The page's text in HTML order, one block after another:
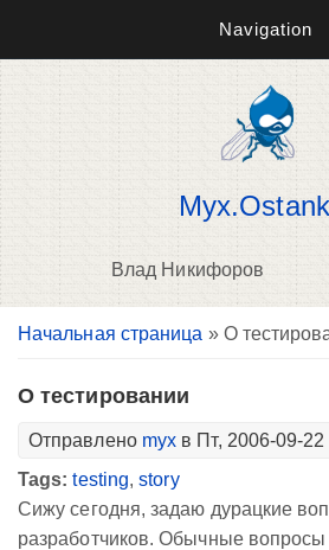
Navigation
Влад Никифоров
Вы здесь
Начальная страница » О
О тестировании
Отправлено myx в Пт, 2006-09-22
Tags:testing,story
Сижу сегодня, задаю дурацкие
разработчиков. Обычные